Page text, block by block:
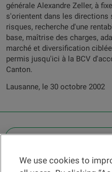
générale Alexandre Zeller, à
s'orientent dans les directions
risques, recherche d'une
base, maîtrise des charges,
marché et diversification
permis jusqu'ici à la BCV
Canton.
Lausanne, le 30 octobre 2002
Find
We use cookies to